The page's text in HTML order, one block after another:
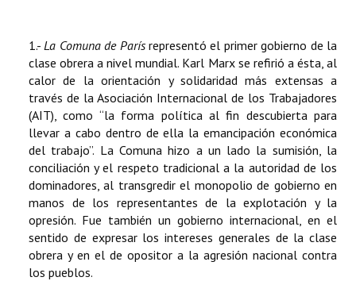
1.- La Comuna de Parísrepresentó el primer gobierno de la
clase obrera a nivel mundial. Karl Marx se refirió a ésta, al
calor de la orientación y solidaridad más extensas a
través de la Asociación Internacional de los Trabajadores
(AIT), como “la forma política al fin descubierta para
llevar a cabo dentro de ella la emancipación económica
del trabajo”. La Comuna hizo a un lado la sumisión, la
conciliación y el respeto tradicional a la autoridad de los
dominadores, al transgredir el monopolio de gobierno en
manos de los representantes de la explotación y la
opresión. Fue también un gobierno internacional, en el
sentido de expresar los intereses generales de la clase
obrera y en el de opositor a la agresión nacional contra
los pueblos.